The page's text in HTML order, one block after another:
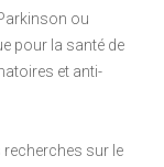
ou
pour la santé de
et anti-
recherches sur le